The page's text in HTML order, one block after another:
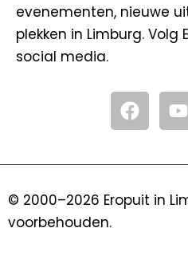
evenementen, nieuwe
plekken in Limburg. Volg
social media.
F
a
c
o
Y
o
© 2000–2026 Eropuit in
voorbehouden.